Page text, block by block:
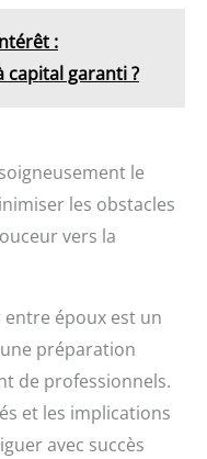
:
capital garanti ?
le
les obstacles
vers la
époux est un
préparation
de professionnels.
et les implications
avec succès